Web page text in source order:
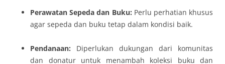
Perawatan Sepeda dan Buku: Perlu perhatian khusus
agar sepeda dan buku tetap dalam kondisi baik.
Pendanaan: Diperlukan dukungan dari komunitas
dan donatur untuk menambah koleksi buku dan